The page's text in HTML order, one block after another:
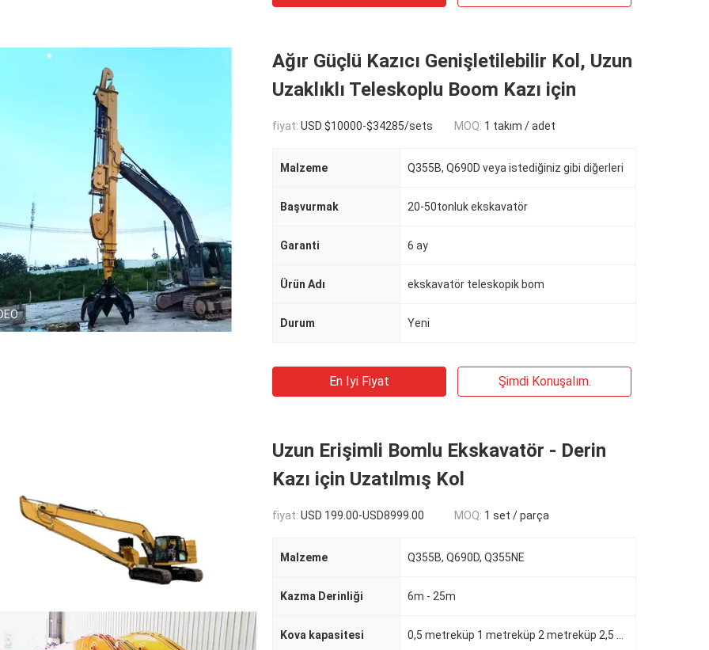
Ağır Güçlü Kazıcı Genişletilebilir Kol, Uzun
Uzaklıklı Teleskoplu Boom Kazı için
fiyat: USD $10000-$34285/sets MOQ: 1 takım / adet
Malzeme Q355B, Q690D veya istediğiniz gibi diğerleri
Başvurmak 20-50tonluk ekskavatör
Garanti 6 ay
Ürün Adı ekskavatör teleskopik bom
Durum Yeni
En Iyi Fiyat Şimdi Konuşalım.
Uzun Erişimli Bomlu Ekskavatör - Derin
Kazı için Uzatılmış Kol
fiyat: USD 199.00-USD8999.00 MOQ: 1 set / parça
Malzeme Q355B, Q690D, Q355NE
Kazma Derinliği 6m - 25m
Kova kapasitesi